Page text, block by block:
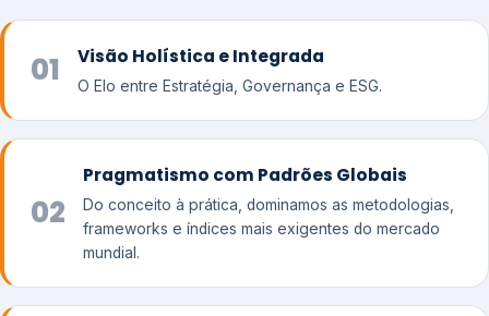
01 Visão Holística e Integrada
O Elo entre Estratégia, Governança e ESG.
02
Pragmatismo com Padrões Globais
Do conceito à prática, dominamos as metodologias,
frameworks e índices mais exigentes do mercado
mundial.